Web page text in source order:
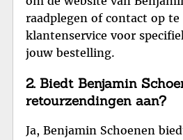
raadplegen of contact op
klantenservice voor
jouw bestelling.
2. Biedt Benjamin
retourzendingen aan?
Ja, Benjamin Schoenen